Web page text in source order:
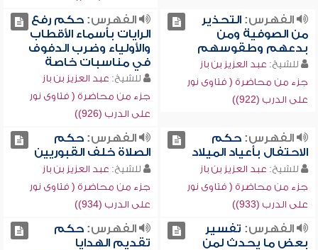
الفهرس:التحذير
من الصوفية ومن
بدعهم وطقوسهم
للشيخ: عبد العزيز بن باز
جزء من محاضرة ( فتاوى نور
على الدرب (922))
الفهرس:حكم رفع
الرايات بأسماء الأقطاب
والأولياء وضرب الدفوف
في مناسبات خاصة
للشيخ: عبد العزيز بن باز
جزء من محاضرة ( فتاوى نور
على الدرب (926))
الفهرس:حكم
الاحتفال بأعياد الميلاد
للشيخ: عبد العزيز بن باز
جزء من محاضرة ( فتاوى نور
على الدرب (933))
الفهرس:حكم
الصلاة خلف القبوريين
للشيخ: عبد العزيز بن باز
جزء من محاضرة ( فتاوى نور
على الدرب (934))
الفهرس: تفسير
بعض ما يحدث لمن
الفهرس:حكم
تقديم الهدايا